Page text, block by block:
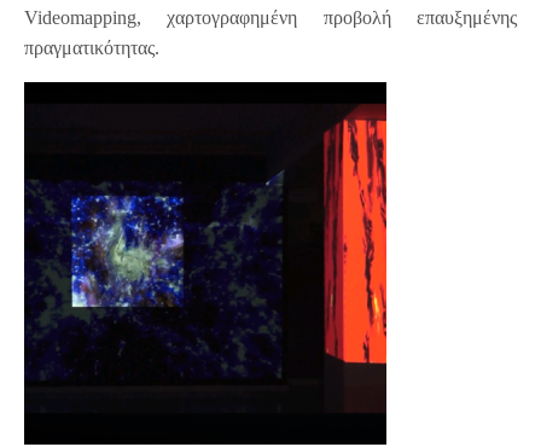
Videomapping, χαρτογραφημένη προβολή επαυξημένης
πραγματικότητας.